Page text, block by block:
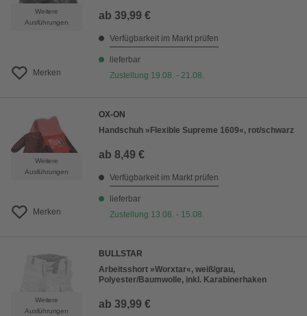
Weitere
Ausführungen
Merken
ab 39,99 €
Verfügbarkeit im Markt prüfen
lieferbar
Zustellung 19.08. - 21.08.
Weitere
Ausführungen
Merken
OX-ON
Handschuh »Flexible Supreme 1609«, rot/schwarz
ab 8,49 €
Verfügbarkeit im Markt prüfen
lieferbar
Zustellung 13.08. - 15.08.
Weitere
Ausführungen
BULLSTAR
Arbeitsshort »Worxtar«, weiß/grau,
Polyester/Baumwolle, inkl. Karabinerhaken
ab 39,99 €